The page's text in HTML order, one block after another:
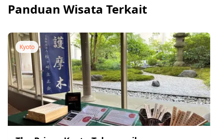
Panduan Wisata Terkait
Kyoto